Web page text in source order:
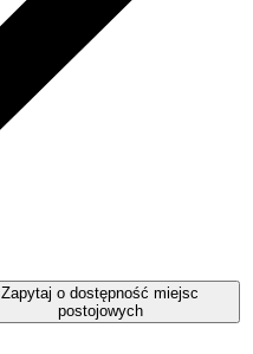
Zapytaj o dostępność miejsc
postojowych